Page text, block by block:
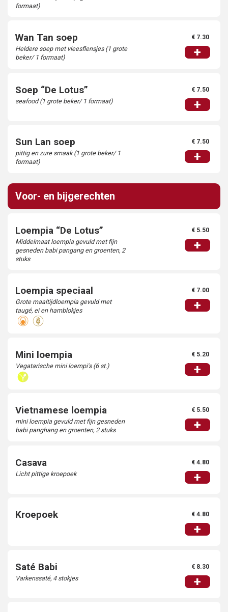
formaat)
Wan Tan soep
Heldere soep met vleesflensjes (1 grote
beker/ 1 formaat)
€ 7.30
+
Soep “De Lotus”
seafood (1 grote beker/ 1 formaat)
€ 7.50
+
Sun Lan soep
pittig en zure smaak (1 grote beker/ 1
formaat)
€ 7.50
+
Voor- en bijgerechten
Loempia “De Lotus”
Middelmaat loempia gevuld met fijn
gesneden babi pangang en groenten, 2
stuks
€ 5.50
+
Loempia speciaal
Grote maaltijdloempia gevuld met
taugé, ei en hamblokjes
€ 7.00
+
Mini loempia
Vegatarische mini loempi's (6 st.)
€ 5.20
+
Vietnamese loempia
mini loempia gevuld met fijn gesneden
babi panghang en groenten, 2 stuks
€ 5.50
+
Casava
Licht pittige kroepoek
€ 4.80
+
Kroepoek € 4.80
+
Saté Babi
Varkenssaté, 4 stokjes
€ 8.30
+